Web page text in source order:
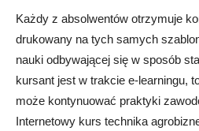
Każdy z absolwentów otrzymuje
drukowany na tych samych
nauki odbywającej się w sposób
kursant jest w trakcie e-learningu,
może kontynuować praktyki
Internetowy kurs technika